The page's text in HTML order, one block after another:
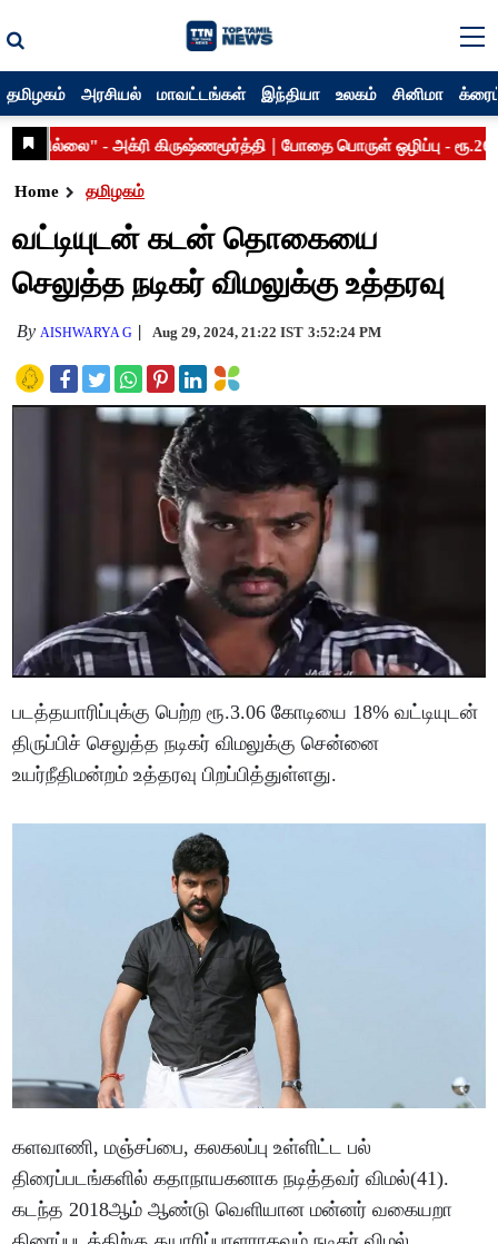
தமிழகம் அரசியல் மாவட்டங்கள் இந்தியா உலகம் சினிமா
Home தமிழகம்
வட்டியுடன் கடன் தொகையை
செலுத்த நடிகர் விமலுக்கு உத்தரவு
By AISHWARYA G Aug 29, 2024, 21:22 IST 3:52:24 PM
படத்தயாரிப்புக்கு பெற்ற ரூ.3.06 கோடியை 18% வட்டியுடன்
திருப்பிச் செலுத்த நடிகர் விமலுக்கு சென்னை
உயர்நீதிமன்றம் உத்தரவு பிறப்பித்துள்ளது.
களவாணி, மஞ்சப்பை, கலகலப்பு உள்ளிட்ட பல்
திரைப்படங்களில் கதாநாயகனாக நடித்தவர் விமல்(41).
கடந்த 2018ஆம் ஆண்டு வெளியான மன்னர் வகையறா